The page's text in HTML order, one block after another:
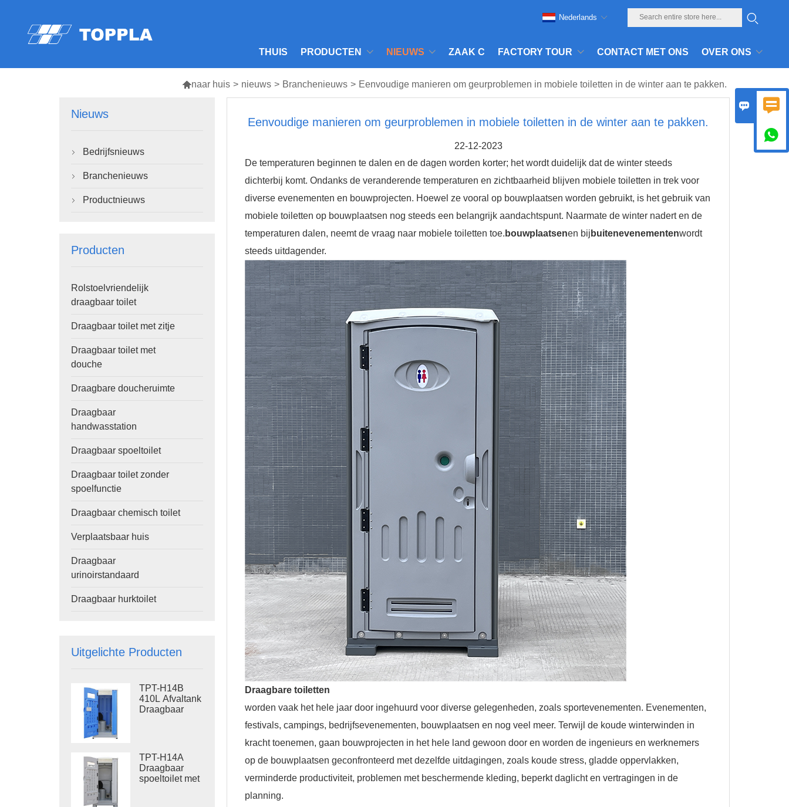
THUIS PRODUCTEN NIEUWS ZAAK C FACTORY TOUR CONTACT MET ONS OVER ONS
Nederlands
naar huis > nieuws > Branchenieuws > Eenvoudige manieren om geurproblemen in mobiele toiletten in de winter aan te pakken.
Nieuws
 Bedrijfsnieuws
 Branchenieuws
 Productnieuws
Producten
Rolstoelvriendelijk
draagbaar toilet
Draagbaar toilet met zitje
Draagbaar toilet met
douche
Draagbare doucheruimte
Draagbaar
handwasstation
Draagbaar spoeltoilet
Draagbaar toilet zonder
spoelfunctie
Draagbaar chemisch toilet
Verplaatsbaar huis
Draagbaar
urinoirstandaard
Draagbaar hurktoilet
Uitgelichte Producten
TPT-H14B
410L Afvaltank
Draagbaar
Toilet voor op
de Bouwplaats
TPT-H14A
Draagbaar
spoeltoilet met
Eenvoudige manieren om geurproblemen in mobiele toiletten in de winter aan te pakken.
22-12-2023
De temperaturen beginnen te dalen en de dagen worden korter; het wordt duidelijk dat de winter steeds
dichterbij komt. Ondanks de veranderende temperaturen en zichtbaarheid blijven mobiele toiletten in trek voor
diverse evenementen en bouwprojecten. Hoewel ze vooral op bouwplaatsen worden gebruikt, is het gebruik van
mobiele toiletten op bouwplaatsen nog steeds een belangrijk aandachtspunt. Naarmate de winter nadert en de
temperaturen dalen, neemt de vraag naar mobiele toiletten toe. bouwplaatsenen bij buitenevenementenwordt
steeds uitdagender.
Draagbare toiletten
worden vaak het hele jaar door ingehuurd voor diverse gelegenheden, zoals sportevenementen. Evenementen,
festivals, campings, bedrijfsevenementen, bouwplaatsen en nog veel meer. Terwijl de koude winterwinden in
kracht toenemen, gaan bouwprojecten in het hele land gewoon door en worden de ingenieurs en werknemers
op de bouwplaatsen geconfronteerd met dezelfde uitdagingen, zoals koude stress, gladde oppervlakken,
verminderde productiviteit, problemen met beschermende kleding, beperkt daglicht en vertragingen in de
planning.
 
